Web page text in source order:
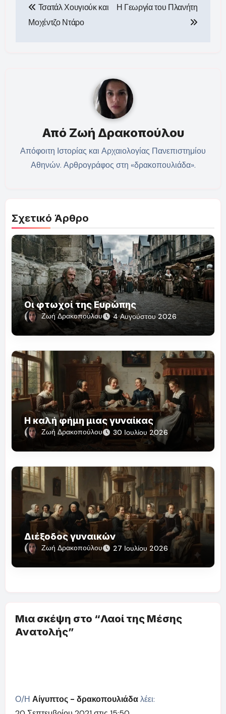
άρθρων
Τσατάλ Χουγιούκ και
Μοχέντζο Ντάρο
Η Γεωργία του Πλανήτη
Από Ζωή Δρακοπούλου
Απόφοιτη Ιστορίας και Αρχαιολογίας Πανεπιστημίου
Αθηνών. Αρθρογράφος στη «δρακοπουλιάδα».
Σχετικό Άρθρο
Οι φτωχοί της Ευρώπης
Ζωή Δρακοπούλου 4 Αυγούστου 2026
Η καλή φήμη μιας γυναίκας
Ζωή Δρακοπούλου 30 Ιουλίου 2026
Διέξοδος γυναικών
Ζωή Δρακοπούλου 27 Ιουλίου 2026
Μια σκέψη στο “Λαοί της Μέσης
Ανατολής”
Ο/Η Αίγυπτος - δρακοπουλιάδα λέει: